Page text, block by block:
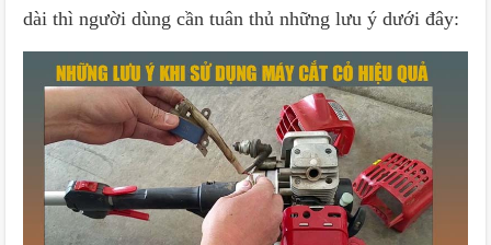
dài thì người dùng cần tuân thủ những lưu ý dưới đây: